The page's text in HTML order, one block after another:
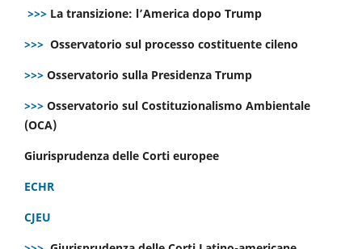
>>> La transizione: l’America dopo Trump
>>> Osservatorio sul processo costituente cileno
>>> Osservatorio sulla Presidenza Trump
>>> Osservatorio sul Costituzionalismo Ambientale
(OCA)
Giurisprudenza delle Corti europee
ECHR
CJEU